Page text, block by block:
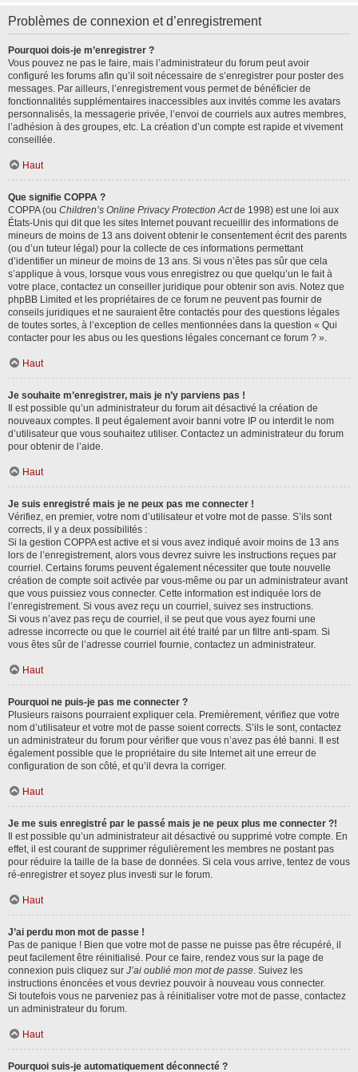
Problèmes de connexion et d’enregistrement
Pourquoi dois-je m’enregistrer ?
Vous pouvez ne pas le faire, mais l’administrateur du forum peut avoir
configuré les forums afin qu’il soit nécessaire de s’enregistrer pour poster des
messages. Par ailleurs, l’enregistrement vous permet de bénéficier de
fonctionnalités supplémentaires inaccessibles aux invités comme les avatars
personnalisés, la messagerie privée, l’envoi de courriels aux autres membres,
l’adhésion à des groupes, etc. La création d’un compte est rapide et vivement
conseillée.
Haut
Que signifie COPPA ?
COPPA (ou Children’s Online Privacy Protection Actde 1998) est une loi aux
États-Unis qui dit que les sites Internet pouvant recueillir des informations de
mineurs de moins de 13 ans doivent obtenir le consentement écrit des parents
(ou d’un tuteur légal) pour la collecte de ces informations permettant
d’identifier un mineur de moins de 13 ans. Si vous n’êtes pas sûr que cela
s’applique à vous, lorsque vous vous enregistrez ou que quelqu’un le fait à
votre place, contactez un conseiller juridique pour obtenir son avis. Notez que
phpBB Limited et les propriétaires de ce forum ne peuvent pas fournir de
conseils juridiques et ne sauraient être contactés pour des questions légales
de toutes sortes, à l’exception de celles mentionnées dans la question « Qui
contacter pour les abus ou les questions légales concernant ce forum ? ».
Haut
Je souhaite m’enregistrer, mais je n’y parviens pas !
Il est possible qu’un administrateur du forum ait désactivé la création de
nouveaux comptes. Il peut également avoir banni votre IP ou interdit le nom
d’utilisateur que vous souhaitez utiliser. Contactez un administrateur du forum
pour obtenir de l’aide.
Haut
Je suis enregistré mais je ne peux pas me connecter !
Vérifiez, en premier, votre nom d’utilisateur et votre mot de passe. S’ils sont
corrects, il y a deux possibilités :
Si la gestion COPPA est active et si vous avez indiqué avoir moins de 13 ans
lors de l’enregistrement, alors vous devrez suivre les instructions reçues par
courriel. Certains forums peuvent également nécessiter que toute nouvelle
création de compte soit activée par vous-même ou par un administrateur avant
que vous puissiez vous connecter. Cette information est indiquée lors de
l’enregistrement. Si vous avez reçu un courriel, suivez ses instructions.
Si vous n’avez pas reçu de courriel, il se peut que vous ayez fourni une
adresse incorrecte ou que le courriel ait été traité par un filtre anti-spam. Si
vous êtes sûr de l’adresse courriel fournie, contactez un administrateur.
Haut
Pourquoi ne puis-je pas me connecter ?
Plusieurs raisons pourraient expliquer cela. Premièrement, vérifiez que votre
nom d’utilisateur et votre mot de passe soient corrects. S’ils le sont, contactez
un administrateur du forum pour vérifier que vous n’avez pas été banni. Il est
également possible que le propriétaire du site Internet ait une erreur de
configuration de son côté, et qu’il devra la corriger.
Haut
Je me suis enregistré par le passé mais je ne peux plus me connecter ?!
Il est possible qu’un administrateur ait désactivé ou supprimé votre compte. En
effet, il est courant de supprimer régulièrement les membres ne postant pas
pour réduire la taille de la base de données. Si cela vous arrive, tentez de vous
ré-enregistrer et soyez plus investi sur le forum.
Haut
J’ai perdu mon mot de passe !
Pas de panique ! Bien que votre mot de passe ne puisse pas être récupéré, il
peut facilement être réinitialisé. Pour ce faire, rendez vous sur la page de
connexion puis cliquez sur J’ai oublié mon mot de passe. Suivez les
instructions énoncées et vous devriez pouvoir à nouveau vous connecter.
Si toutefois vous ne parveniez pas à réinitialiser votre mot de passe, contactez
un administrateur du forum.
Haut
Pourquoi suis-je automatiquement déconnecté ?